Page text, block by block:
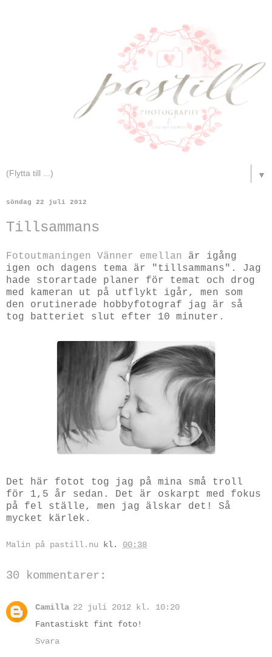
▼
söndag 22 juli 2012
Tillsammans
Fotoutmaningen Vänner emellan
är igång
igen och dagens tema är "tillsammans". Jag
hade storartade planer för temat och drog
med kameran ut på utflykt igår, men som
den orutinerade hobbyfotograf jag är så
tog batteriet slut efter 10 minuter.
Det här fotot tog jag på mina små troll
för 1,5 år sedan. Det är oskarpt med fokus
på fel ställe, men jag älskar det! Så
mycket kärlek.
Malin på pastill.nu kl. 00:38
30 kommentarer:
Camilla 22 juli 2012 kl. 10:20
Fantastiskt fint foto!
Svara